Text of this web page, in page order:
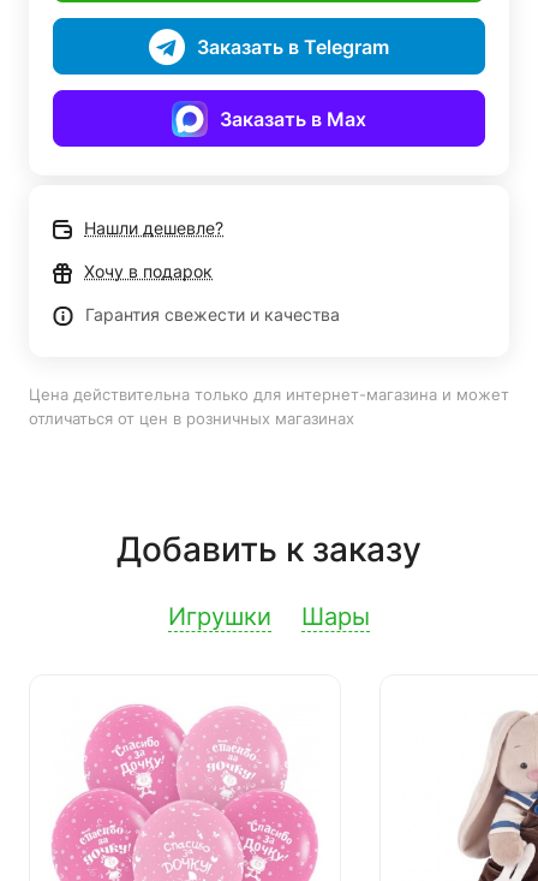
Заказать в Telegram
Заказать в Max
Нашли дешевле?
Хочу в подарок
Гарантия свежести и качества
Цена действительна только для интернет-магазина и может
отличаться от цен в розничных магазинах
Добавить к заказу
Игрушки Шары